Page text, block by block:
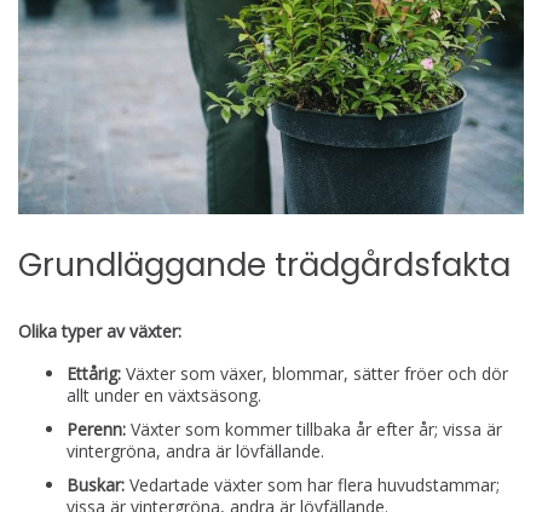
Grundläggande trädgårdsfakta
Olika typer av växter:
Ettårig: Växter som växer, blommar, sätter fröer och dör
allt under en växtsäsong.
Perenn: Växter som kommer tillbaka år efter år; vissa är
vintergröna, andra är lövfällande.
Buskar: Vedartade växter som har flera huvudstammar;
vissa är vintergröna, andra är lövfällande.